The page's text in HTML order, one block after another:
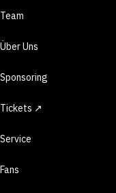
Team
Über Uns
Sponsoring
Tickets ↗
Service
Fans